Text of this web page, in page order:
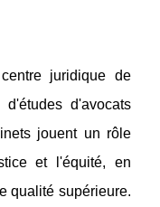
juridique de
d'avocats
jouent un rôle
et l'équité, en
qualité supérieure.